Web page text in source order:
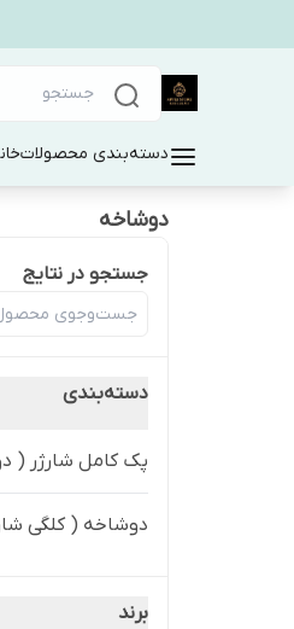
دسته‌بندی محصولات
دوشاخه
جستجو در نتایج
دسته‌بندی
پک کامل شارژر (
دوشاخه ( کلگی
برند